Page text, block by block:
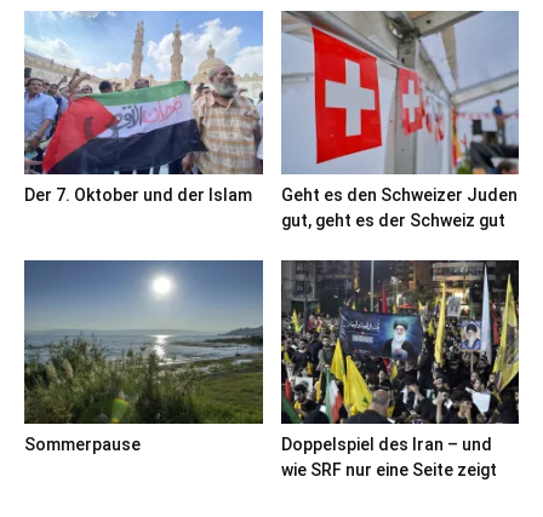
Der 7. Oktober und der Islam
Geht es den Schweizer Juden
gut, geht es der Schweiz gut
Sommerpause
Doppelspiel des Iran – und
wie SRF nur eine Seite zeigt